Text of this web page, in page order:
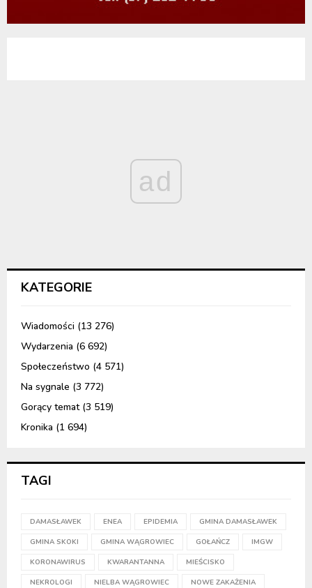
ad
KATEGORIE
Wiadomości (13 276)
Wydarzenia (6 692)
Społeczeństwo (4 571)
Na sygnale (3 772)
Gorący temat(3 519)
Kronika (1 694)
TAGI
DAMASŁAWEK ENEA EPIDEMIA GMINA DAMASŁAWEK
GMINA SKOKI GMINA WĄGROWIEC GOŁAŃCZ IMGW
KORONAWIRUS KWARANTANNA MIEŚCISKO
NEKROLOGI NIELBA WĄGROWIEC NOWE ZAKAŻENIA